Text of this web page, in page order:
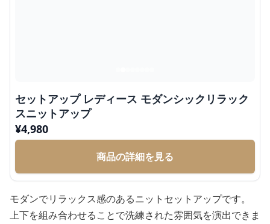
セットアップ レディース モダンシックリラック
スニットアップ
¥4,980
商品の詳細を見る
モダンでリラックス感のあるニットセットアップです。
上下を組み合わせることで洗練された雰囲気を演出できま